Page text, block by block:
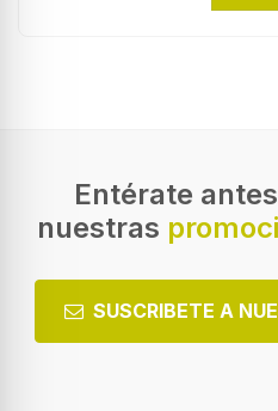
Entérate
nuestras
SUSCRIBETE A